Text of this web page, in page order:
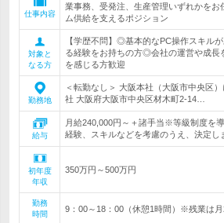
仕事内容
業事務、受発注、生産管理いずれかを
ム供給を支えるポジション
対象と
なる方
【学歴不問】◎基本的なPC操作スキル
る経験をお持ちの方◎会社の運営や成長
を感じる方歓迎
勤務地
＜転勤なし＞ 大阪本社（大阪市中央区
社 大阪府大阪市中央区材木町2-14…
給与
月給240,000円～＋諸手当※等級制度を
経験、スキルなどを考慮のうえ、決定
初年度
年収
350万円～500万円
勤務
時間
9：00～18：00（休憩1時間）※残業は